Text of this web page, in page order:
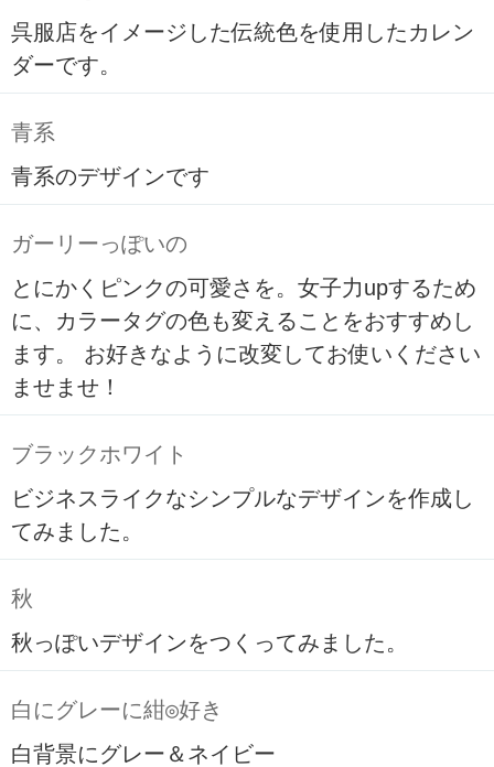
呉服店をイメージした伝統色を使用したカレン
ダーです。
青系
青系のデザインです
ガーリーっぽいの
とにかくピンクの可愛さを。女子力upするため
に、カラータグの色も変えることをおすすめし
ます。 お好きなように改変してお使いください
ませませ！
ブラックホワイト
ビジネスライクなシンプルなデザインを作成し
てみました。
秋
秋っぽいデザインをつくってみました。
白にグレーに紺◎好き
白背景にグレー＆ネイビー